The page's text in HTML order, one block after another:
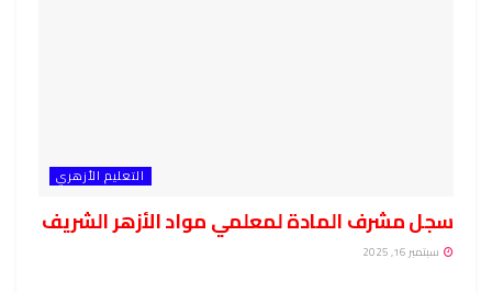
التعليم الأزهري
سجل مشرف المادة لمعلمي مواد الأزهر الشريف
سبتمبر 16, 2025